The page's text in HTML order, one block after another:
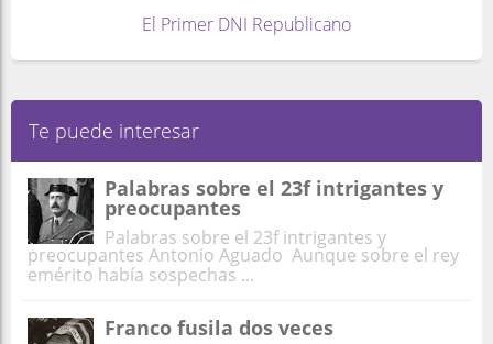
El Primer DNI Republicano
Te puede interesar
Palabras sobre el 23f intrigantes y
preocupantes
Palabras sobre el 23f intrigantes y
preocupantes Antonio Aguado Aunque sobre el rey
emérito había sospechas ...
Franco fusila dos veces